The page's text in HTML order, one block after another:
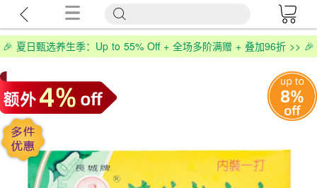
🎉 夏日甄选养生季：Up to 55% Off + 全场多阶满赠 + 叠加96折 >> 🎉